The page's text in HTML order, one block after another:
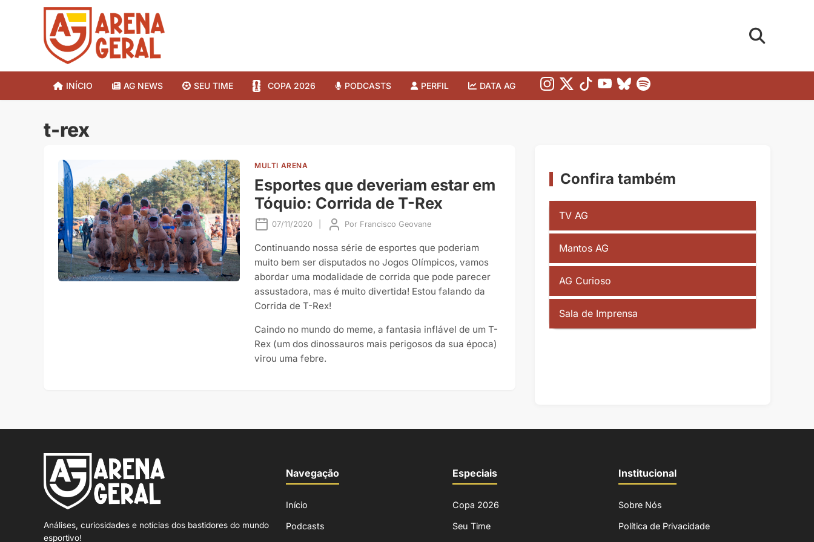
INÍCIO AG NEWS SEU TIME COPA 2026 PODCASTS PERFIL DATA AG
t-rex
MULTI ARENA
Esportes que deveriam estar em
Tóquio: Corrida de T-Rex
07/11/2020 Por Francisco Geovane
Continuando nossa série de esportes que poderiam
muito bem ser disputados no Jogos Olímpicos, vamos
abordar uma modalidade de corrida que pode parecer
assustadora, mas é muito divertida! Estou falando da
Corrida de T-Rex!
Caindo no mundo do meme, a fantasia inflável de um T-
Rex (um dos dinossauros mais perigosos da sua época)
virou uma febre.
Confira também
TV AG
Mantos AG
AG Curioso
Sala de Imprensa
Análises, curiosidades e notícias dos bastidores do mundo
esportivo!
Navegação
Início
Podcasts
Especiais
Copa 2026
Seu Time
Institucional
Sobre Nós
Política de Privacidade